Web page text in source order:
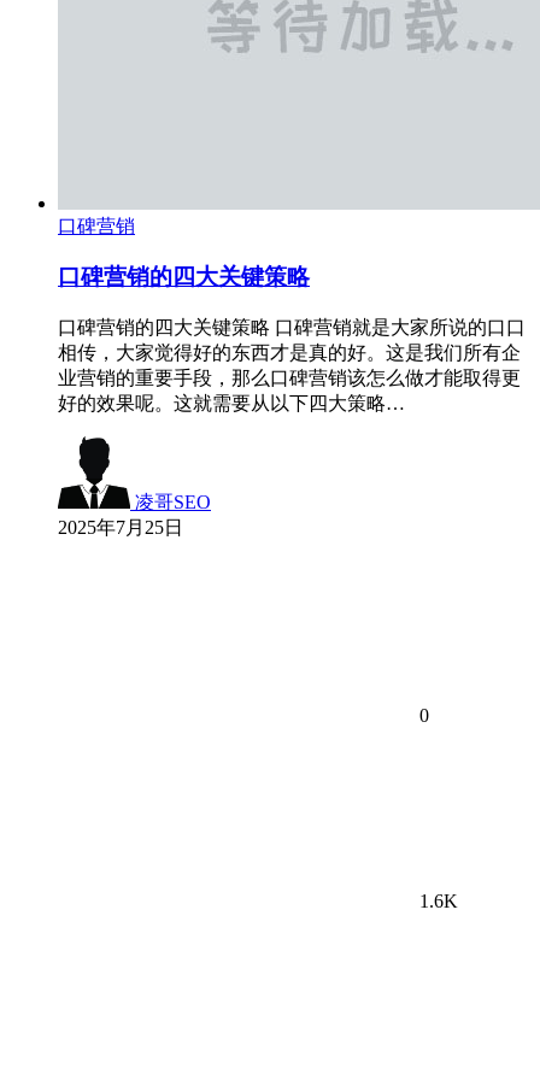
口碑营销
口碑营销的四大关键策略
口碑营销的四大关键策略 口碑营销就是大家所说的口口
相传，大家觉得好的东西才是真的好。这是我们所有企
业营销的重要手段，那么口碑营销该怎么做才能取得更
好的效果呢。这就需要从以下四大策略…
凌哥SEO
2025年7月25日
0
1.6K